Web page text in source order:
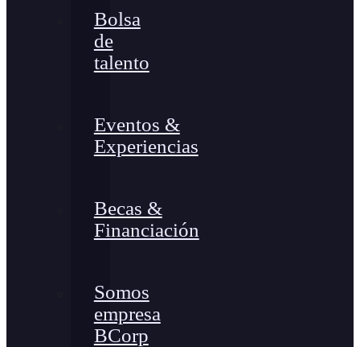
Bolsa
de
talento
Eventos &
Experiencias
Becas &
Financiación
Somos
empresa
BCorp